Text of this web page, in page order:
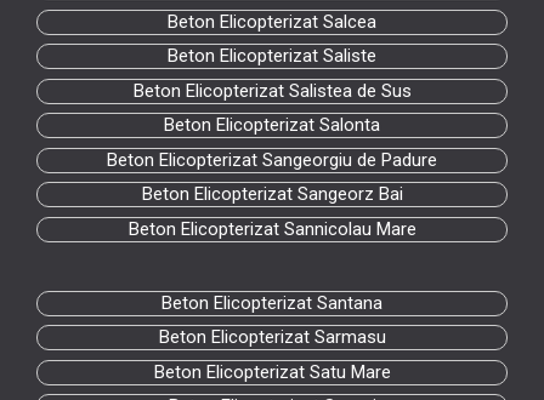
Beton Elicopterizat Salcea
Beton Elicopterizat Saliste
Beton Elicopterizat Salistea de Sus
Beton Elicopterizat Salonta
Beton Elicopterizat Sangeorgiu de Padure
Beton Elicopterizat Sangeorz Bai
Beton Elicopterizat Sannicolau Mare
Beton Elicopterizat Santana
Beton Elicopterizat Sarmasu
Beton Elicopterizat Satu Mare